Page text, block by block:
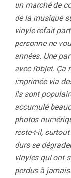
un marché de
de la musique
vinyle refait
personne ne
années. Une
avec l’objet.
imprimée via
ils sont
accumulé
photos
reste-t-il,
durs se
vinyles qui ont
perdus à